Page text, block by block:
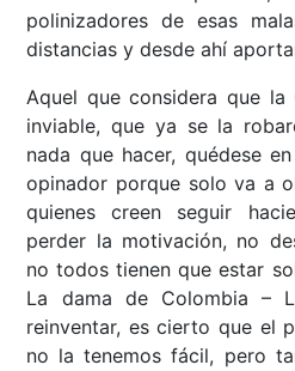
polinizadores de esas
distancias y desde ahí
Aquel que considera que
inviable, que ya se la
nada que hacer, quédese
opinador porque solo va a
quienes creen seguir
perder la motivación, no
no todos tienen que estar
La dama de Colombia –
reinventar, es cierto que el
no la tenemos fácil, pero